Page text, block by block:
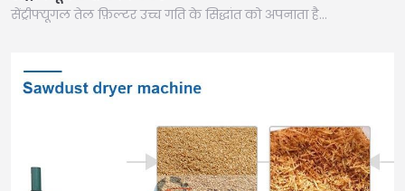
सेंट्रीफ्यूगल तेल फ़िल्टर उच्च गति के सिद्धांत को अपनाता है…